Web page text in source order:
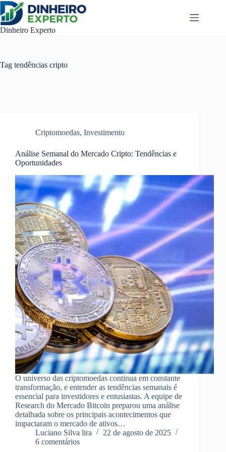
Pular
para
o
conteúdo
Dinheiro Experto
Tag tendências cripto
Criptomoedas, Investimento
Análise Semanal do Mercado Cripto: Tendências e
Oportunidades
O universo das criptomoedas continua em constante
transformação, e entender as tendências semanais é
essencial para investidores e entusiastas. A equipe de
Research do Mercado Bitcoin preparou uma análise
detalhada sobre os principais acontecimentos que
impactaram o mercado de ativos…
Luciano Silva lira
22 de agosto de 2025
6 comentários